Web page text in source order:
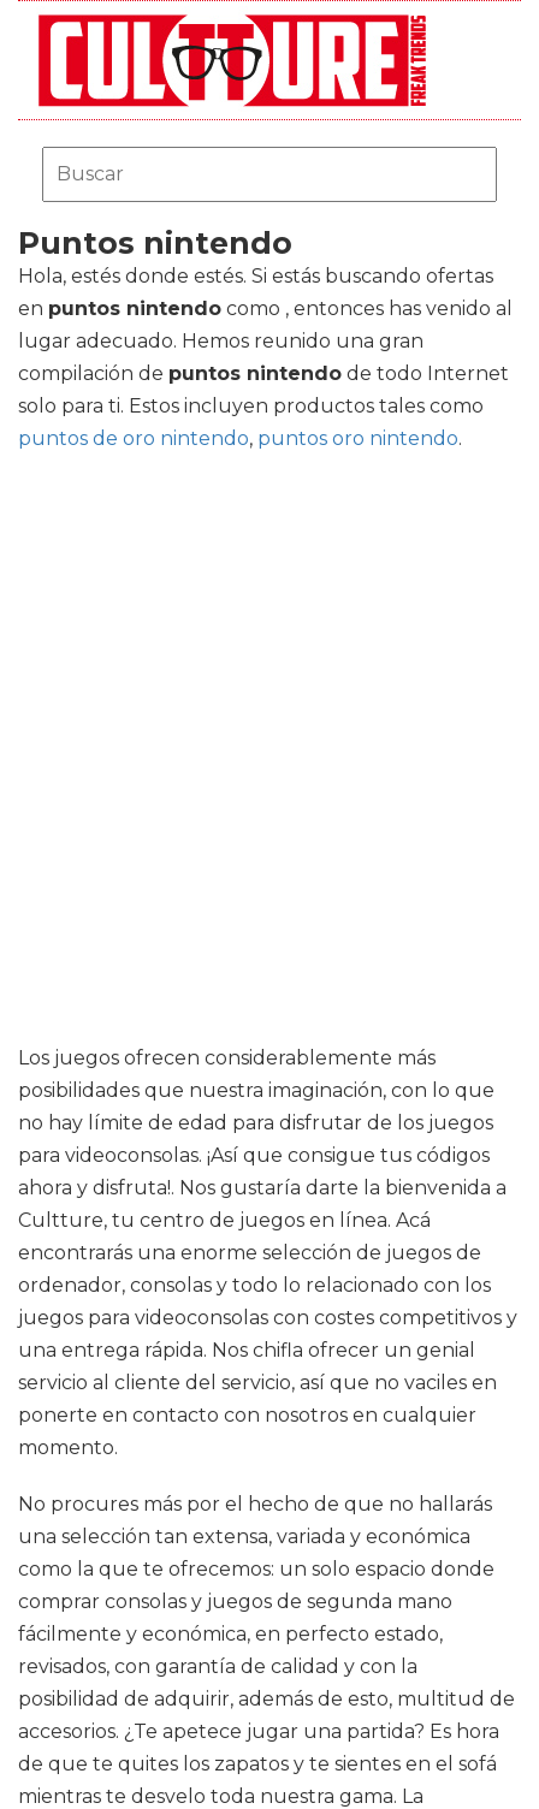
Puntos nintendo
Hola, estés donde estés. Si estás buscando ofertas
en puntos nintendo como , entonces has venido al
lugar adecuado. Hemos reunido una gran
compilación de puntos nintendo de todo Internet
solo para ti. Estos incluyen productos tales como
puntos de oro nintendo, puntos oro nintendo.
Los juegos ofrecen considerablemente más
posibilidades que nuestra imaginación, con lo que
no hay límite de edad para disfrutar de los juegos
para videoconsolas. ¡Así que consigue tus códigos
ahora y disfruta!. Nos gustaría darte la bienvenida a
Cultture, tu centro de juegos en línea. Acá
encontrarás una enorme selección de juegos de
ordenador, consolas y todo lo relacionado con los
juegos para videoconsolas con costes competitivos y
una entrega rápida. Nos chifla ofrecer un genial
servicio al cliente del servicio, así que no vaciles en
ponerte en contacto con nosotros en cualquier
momento.
No procures más por el hecho de que no hallarás
una selección tan extensa, variada y económica
como la que te ofrecemos: un solo espacio donde
comprar consolas y juegos de segunda mano
fácilmente y económica, en perfecto estado,
revisados, con garantía de calidad y con la
posibilidad de adquirir, además de esto, multitud de
accesorios. ¿Te apetece jugar una partida? Es hora
de que te quites los zapatos y te sientes en el sofá
mientras te desvelo toda nuestra gama. La